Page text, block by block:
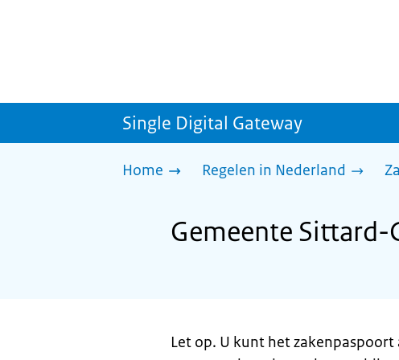
Single Digital Gateway
Home Regelen in Nederland
Gemeente Sittard-
Let op. U kunt het